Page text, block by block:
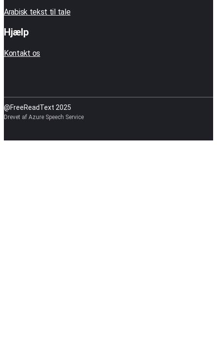
Arabisk tekst til tale
Hjælp
Kontakt os
@FreeReadText 2025
Drevet af Azure Speech Service